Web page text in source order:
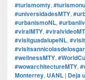
#turismomty,
#universidadesMTY,
#urbanismoNL,
#viralMTY,
#visitguadalupeNL,
#wellnessMTY,
#wowarchitectureMTY,
Monterrey, UANL | Deja